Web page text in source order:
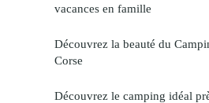
vacances en famille
Découvrez la beauté du
Corse
Découvrez le camping idéal